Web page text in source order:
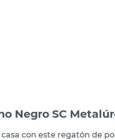
Negro SC
con este regatón de